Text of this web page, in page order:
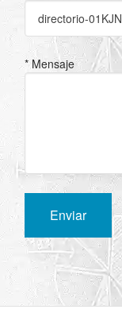
* Mensaje
Enviar